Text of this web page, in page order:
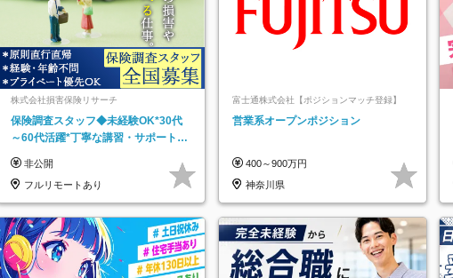
株式会社損害保険リサーチ
保険調査スタッフ◆未経験OK*30代
～60代活躍*丁寧な講習・サポートあ
託
非公開
フルリモートあり
富士通株式会社【ポジションマッチ登録】
営業系オープンポジション
400～900万円
神奈川県